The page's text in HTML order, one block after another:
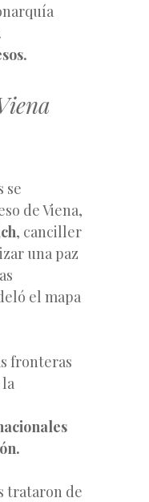
se
de Viena,
, canciller
una paz
el mapa
fronteras
trataron de